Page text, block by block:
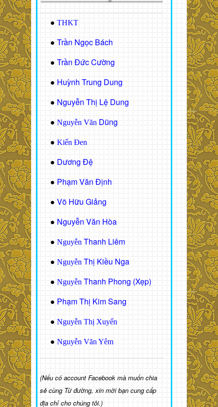
● THKT
● Trần Ngọc Bách
● Trần Đức Cường
● Huỳnh Trung Dung
● Nguyễn Thị Lệ Dung
● Nguyễn Văn Dũng
● Kiến Đen
● Dương Đệ
● Phạm Văn Định
● Võ Hữu Giảng
● Nguyễn Văn Hòa
● Nguyễn Thanh Liêm
● Nguyễn Thị Kiều Nga
● Nguyễn Thanh Phong (Xẹp)
● Phạm Thị Kim Sang
● Nguyễn Thị Xuyến
● Nguyễn Văn Yêm
(Nếu có account Facebook mà muốn chia
sẻ cùng Từ đường, xin mời bạn cung cấp
địa chỉ cho chúng tôi.)